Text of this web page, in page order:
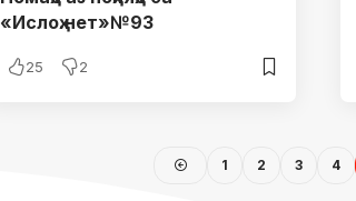
«Ислоҳ.нет»№93
25 2
1 2 3 4